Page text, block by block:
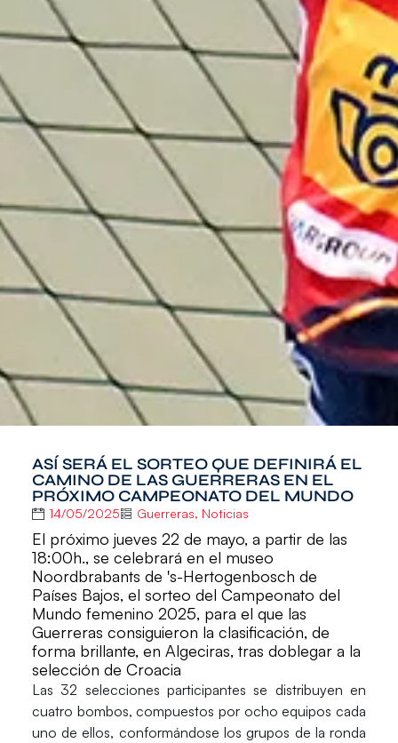
ASÍ SERÁ EL SORTEO QUE DEFINIRÁ EL
CAMINO DE LAS GUERRERAS EN EL
PRÓXIMO CAMPEONATO DEL MUNDO
14/05/2025 Guerreras, Noticias
El próximo jueves 22 de mayo, a partir de las
18:00h., se celebrará en el museo
Noordbrabants de 's-Hertogenbosch de
Países Bajos, el sorteo del Campeonato del
Mundo femenino 2025, para el que las
Guerreras consiguieron la clasificación, de
forma brillante, en Algeciras, tras doblegar a la
selección de Croacia
Las 32 selecciones participantes se distribuyen en
cuatro bombos, compuestos por ocho equipos cada
uno de ellos, conformándose los grupos de la ronda